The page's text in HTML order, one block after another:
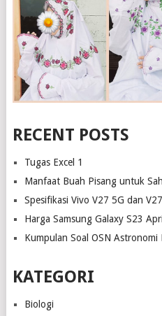
RECENT POSTS
Tugas Excel 1
Manfaat Buah Pisang untuk
Spesifikasi Vivo V27 5G dan
Harga Samsung Galaxy S23
Kumpulan Soal OSN
KATEGORI
Biologi